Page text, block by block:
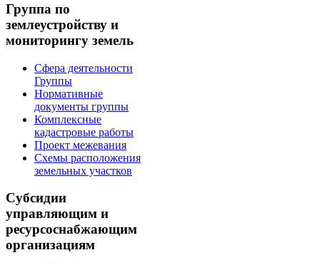
Группа по
землеустройству и
мониторингу земель
Сфера деятельности
Группы
Нормативные
документы группы
Комплексные
кадастровые работы
Проект межевания
Схемы расположения
земельных участков
Субсидии
управляющим и
ресурсоснабжающим
организациям